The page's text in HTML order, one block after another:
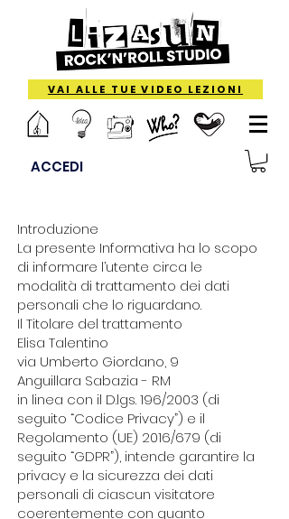
VAI ALLE TUE VIDEO LEZIONI
ACCEDI
Introduzione
La presente Informativa ha lo scopo
di informare l’utente circa le
modalità di trattamento dei dati
personali che lo riguardano.
Il Titolare del trattamento
Elisa Talentino
via Umberto Giordano, 9
Anguillara Sabazia - RM
in linea con il D.lgs. 196/2003 (di
seguito “Codice Privacy”) e il
Regolamento (UE) 2016/679 (di
seguito “GDPR”), intende garantire la
privacy e la sicurezza dei dati
personali di ciascun visitatore
coerentemente con quanto